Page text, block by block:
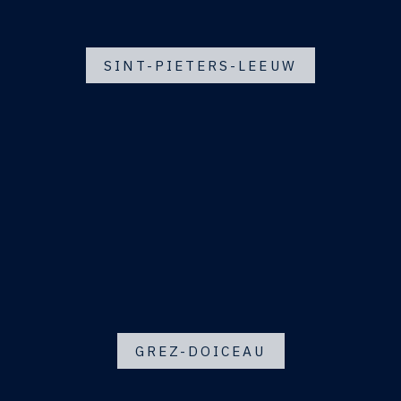
SINT-PIETERS-LEEUW
GREZ-DOICEAU